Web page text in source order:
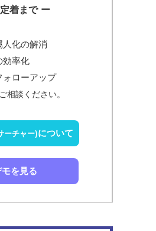
着まで ー
人化の解消
効率化
ォローアップ
相談ください。
ーチャー)について
を見る